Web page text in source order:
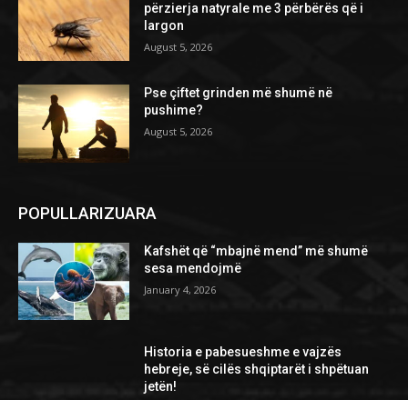
përzierja natyrale me 3 përbërës që i
largon
August 5, 2026
Pse çiftet grinden më shumë në
pushime?
August 5, 2026
POPULLARIZUARA
Kafshët që “mbajnë mend” më shumë
sesa mendojmë
January 4, 2026
Historia e pabesueshme e vajzës
hebreje, së cilës shqiptarët i shpëtuan
jetën!